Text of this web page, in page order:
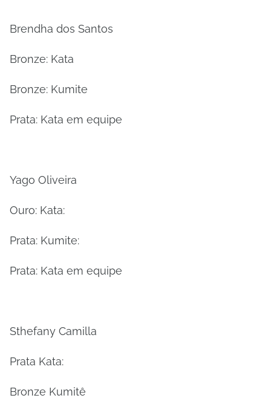
Brendha dos Santos
Bronze: Kata
Bronze: Kumite
Prata: Kata em equipe
Yago Oliveira
Ouro: Kata:
Prata: Kumite:
Prata: Kata em equipe
Sthefany Camilla
Prata Kata:
Bronze Kumitê